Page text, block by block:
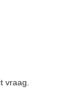
vraag.